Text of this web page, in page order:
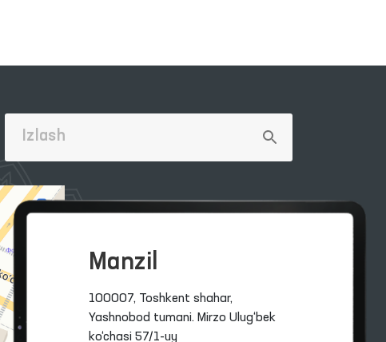
Manzil
100007, Toshkent shahar,
Yashnobod tumani. Mirzo Ulug‘bek
ko‘chasi 57/1-uy